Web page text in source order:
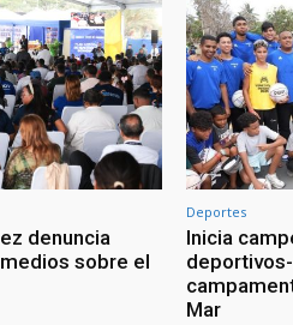
denuncia
sobre el
Deportes
Inicia
Mar